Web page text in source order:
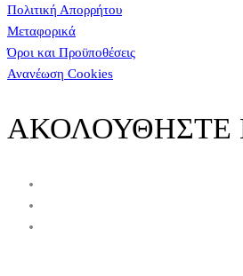
Πολιτική Απορρήτου
Μεταφορικά
Όροι και Προϋποθέσεις
Ανανέωση Cookies
ΑΚΟΛΟΥΘΗΣΤΕ